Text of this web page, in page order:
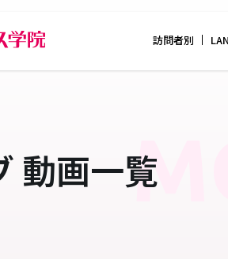
訪問者別
動画一覧